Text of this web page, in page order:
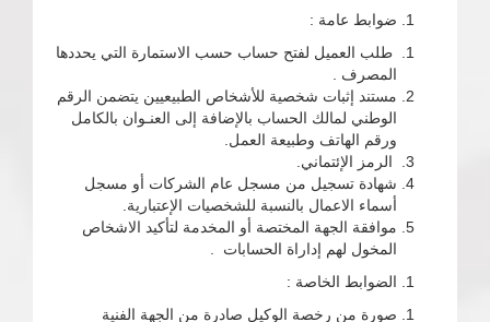
ضوابط عامة :
طلب العميل لفتح حساب حسب الاستمارة التي يحددها
المصرف .
مستند إثبات شخصية للأشخاص الطبيعيين يتضمن الرقم
الوطني لمالك الحساب بالإضافة إلى العنـوان بالكامل
ورقم الهاتف وطبيعة العمل.
الرمز الإئتماني.
شهادة تسجيل من مسجل عام الشركات أو مسجل
أسماء الاعمال بالنسبة للشخصيات الإعتبارية.
موافقة الجهة المختصة أو المخدمة لتأكيد الاشخاص
المخول لهم إداراة الحسابات .
الضوابط الخاصة :
صورة من رخصة الوكيل صادرة من الجهة الفنية